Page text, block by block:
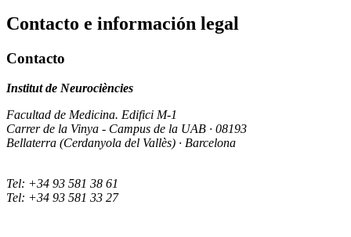
Contacto e información legal
Contacto
Institut de Neurociències
Facultad de Medicina. Edifici M-1
Carrer de la Vinya - Campus de la UAB · 08193
Bellaterra (Cerdanyola del Vallès) · Barcelona
Tel: +34 93 581 38 61
Tel: +34 93 581 33 27